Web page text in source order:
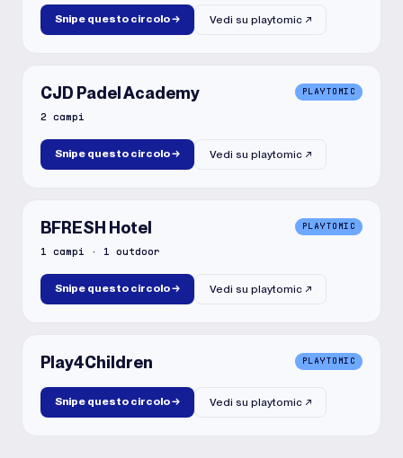
Snipe questo circolo→ Vedi su playtomic ↗
CJD Padel Academy PLAYTOMIC
2 campi
Snipe questo circolo→ Vedi su playtomic ↗
BFRESH Hotel PLAYTOMIC
1 campi · 1 outdoor
Snipe questo circolo→ Vedi su playtomic ↗
Play4Children PLAYTOMIC
Snipe questo circolo→ Vedi su playtomic ↗